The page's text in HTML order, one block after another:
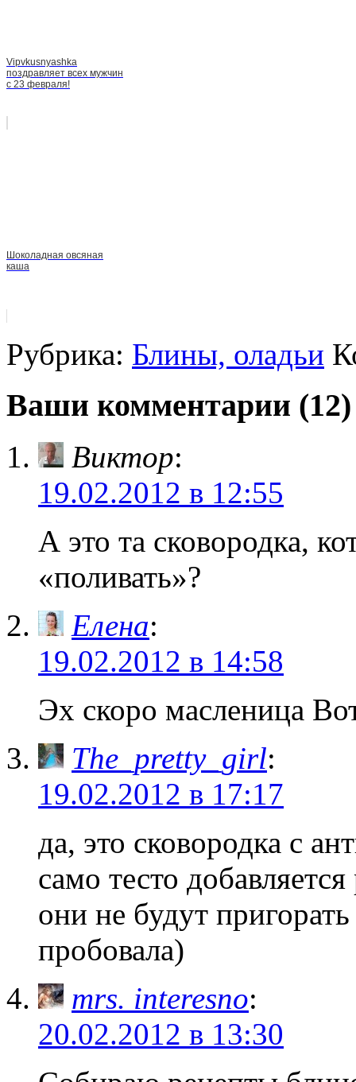
Vipvkusnyashka
поздравляет всех мужчин
с 23 февраля!
Шоколадная овсяная
каша
Рубрика: Блины, оладьи
Ваши комментарии
Виктор:
19.02.2012 в 12:55
А это та сковородка,
«поливать»?
Елена:
19.02.2012 в 14:58
Эх скоро масленица
The_pretty_girl:
19.02.2012 в 17:17
да, это сковородка с
само тесто
они не будут
пробовала)
mrs. interesno:
20.02.2012 в 13:30